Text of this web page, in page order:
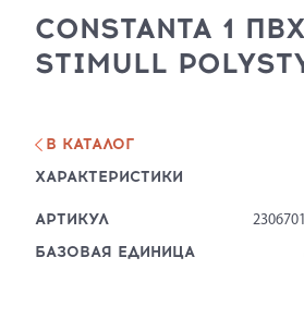
ЛАМИНАТ
ЛИНОЛЕУМ
КОМПЛЕКТУЮЩИЕ
СОПУТСТВУЮЩИЕ
ДИЛЕРАМ
О КОМПАНИИ
CONSTANTA 1
STIMULL
В КАТАЛОГ
ХАРАКТЕРИСТИКИ
АРТИКУЛ
БАЗОВАЯ ЕДИНИЦА